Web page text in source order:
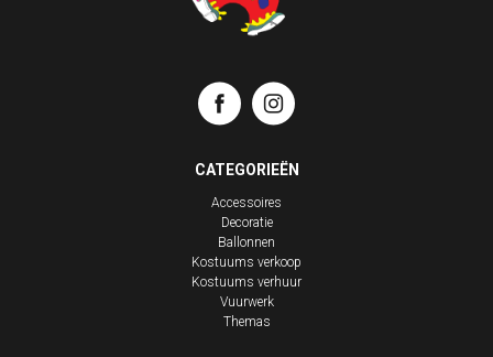
CATEGORIEËN
Accessoires
Decoratie
Ballonnen
Kostuums verkoop
Kostuums verhuur
Vuurwerk
Themas